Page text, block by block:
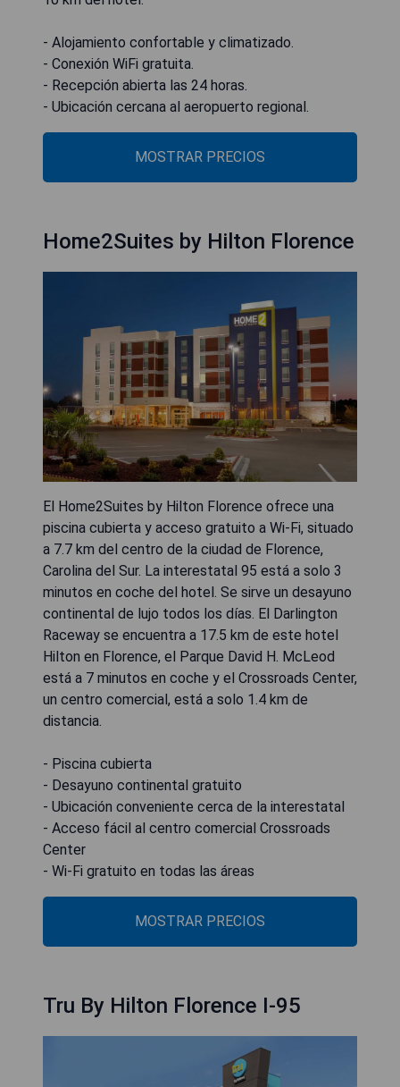
- Alojamiento confortable y climatizado.
- Conexión WiFi gratuita.
- Recepción abierta las 24 horas.
- Ubicación cercana al aeropuerto regional.
MOSTRAR PRECIOS
Home2Suites by Hilton Florence
El Home2Suites by Hilton Florence ofrece una
piscina cubierta y acceso gratuito a Wi-Fi, situado
a 7.7 km del centro de la ciudad de Florence,
Carolina del Sur. La interestatal 95 está a solo 3
minutos en coche del hotel. Se sirve un desayuno
continental de lujo todos los días. El Darlington
Raceway se encuentra a 17.5 km de este hotel
Hilton en Florence, el Parque David H. McLeod
está a 7 minutos en coche y el Crossroads Center,
un centro comercial, está a solo 1.4 km de
distancia.
- Piscina cubierta
- Desayuno continental gratuito
- Ubicación conveniente cerca de la interestatal
- Acceso fácil al centro comercial Crossroads
Center
- Wi-Fi gratuito en todas las áreas
MOSTRAR PRECIOS
Tru By Hilton Florence I-95